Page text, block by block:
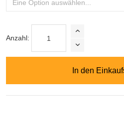
Anzahl:
In den